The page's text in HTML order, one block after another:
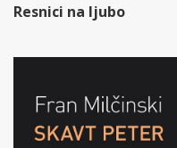
Resnici na ljubo